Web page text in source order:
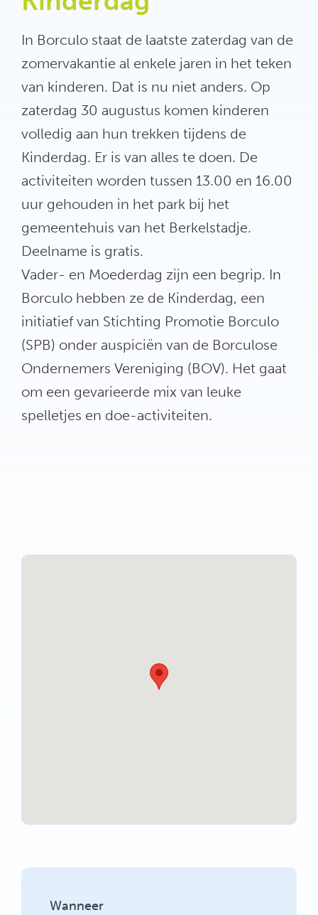
In Borculo staat de laatste zaterdag van de
zomervakantie al enkele jaren in het teken
van kinderen. Dat is nu niet anders. Op
zaterdag 30 augustus komen kinderen
volledig aan hun trekken tijdens de
Kinderdag. Er is van alles te doen. De
activiteiten worden tussen 13.00 en 16.00
uur gehouden in het park bij het
gemeentehuis van het Berkelstadje.
Deelname is gratis.
Vader- en Moederdag zijn een begrip. In
Borculo hebben ze de Kinderdag, een
initiatief van Stichting Promotie Borculo
(SPB) onder auspiciën van de Borculose
Ondernemers Vereniging (BOV). Het gaat
om een gevarieerde mix van leuke
spelletjes en doe-activiteiten.
Wanneer